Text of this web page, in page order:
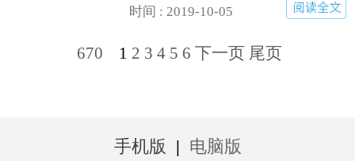
时间 : 2019-10-05
670 1 2 3 4 5 6 下一页 尾页
手机版 | 电脑版